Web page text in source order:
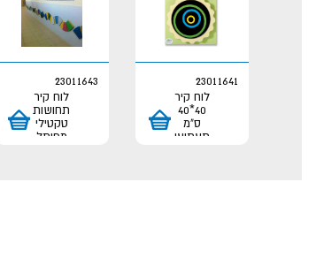
23011641
לוח קיר
40*40
ס"מ
תעתועי
23011643
לוח קיר
תחושות
טקטילי
מפותל